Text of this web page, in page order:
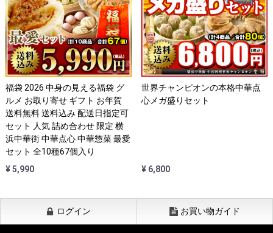
福袋 2026 中身の見える福袋 グ
ルメ お取り寄せ ギフト お年賀
送料無料 送料込み 配送日指定可
セット 人気 詰め合わせ 限定 横
浜中華街 中華点心 中華惣菜 最愛
セット 全10種67個入り
¥ 5,990
世界チャンピオンの本格中華点
心メガ盛りセット
¥ 6,800
ログイン お買い物ガイド